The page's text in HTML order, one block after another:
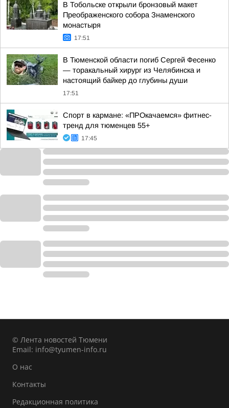
В Тобольске открыли бронзовый макет
Преображенского собора Знаменского
монастыря
17:51
В Тюменской области погиб Сергей Фесенко
— торакальный хирург из Челябинска и
настоящий байкер до глубины души
17:51
Спорт в кармане: «ПРОкачаемся» фитнес-
тренд для тюменцев 55+
17:45
© Лента новостей Тюмени
Email: info@tyumen-info.ru
О нас
Контакты
Редакционная политика